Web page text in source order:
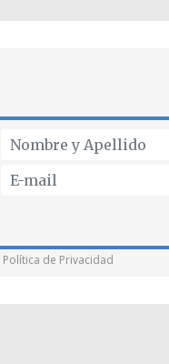
Política de Privacidad